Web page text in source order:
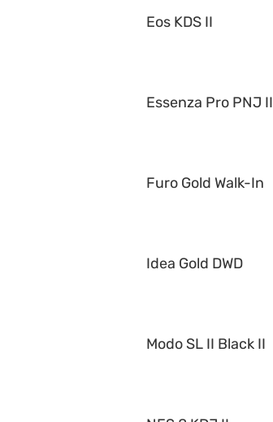
Eos KDS II
Essenza Pro PNJ II
Furo Gold Walk-In
Idea Gold DWD
Modo SL II Black II